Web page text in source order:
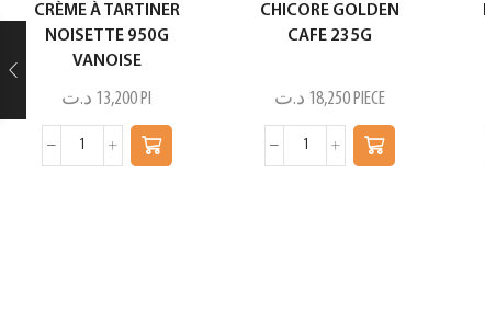
CRÈME À TARTINER
NOISETTE 950G
VANOISE
13,200 د.ت PI
CHICORE GOLDEN
CAFE 235G
18,250 د.ت PIECE